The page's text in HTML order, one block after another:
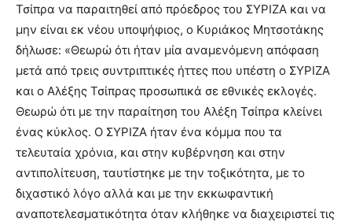
Τσίπρα να παραιτηθεί από πρόεδρος του ΣΥΡΙΖΑ και να
μην είναι εκ νέου υποψήφιος, ο Κυριάκος Μητσοτάκης
δήλωσε: «Θεωρώ ότι ήταν μία αναμενόμενη απόφαση
μετά από τρεις συντριπτικές ήττες που υπέστη ο ΣΥΡΙΖΑ
και ο Αλέξης Τσίπρας προσωπικά σε εθνικές εκλογές.
Θεωρώ ότι με την παραίτηση του Αλέξη Τσίπρα κλείνει
ένας κύκλος. Ο ΣΥΡΙΖΑ ήταν ένα κόμμα που τα
τελευταία χρόνια, και στην κυβέρνηση και στην
αντιπολίτευση, ταυτίστηκε με την τοξικότητα, με το
διχαστικό λόγο αλλά και με την εκκωφαντική
αναποτελεσματικότητα όταν κλήθηκε να διαχειριστεί τις